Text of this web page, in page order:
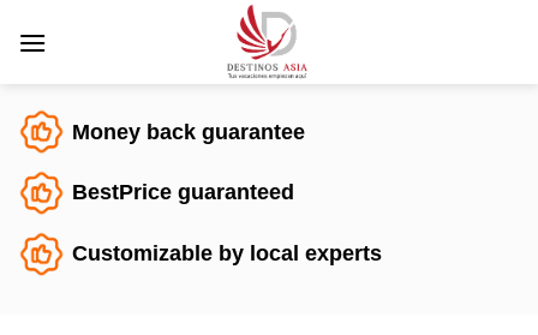
Money back guarantee
BestPrice guaranteed
Customizable by local experts